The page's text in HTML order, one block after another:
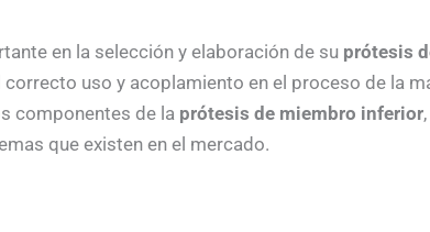
en la selección y elaboración de su prótesis
uso y acoplamiento en el proceso de la
componentes de la prótesis de miembro inferior
que existen en el mercado.